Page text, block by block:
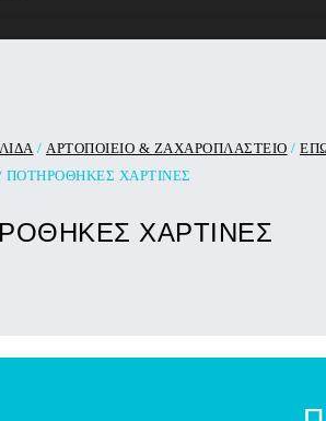
/ ΑΡΤΟΠΟΙΕΙΟ & ΖΑΧΑΡΟΠΛΑΣΤΕΙΟ /
ΠΟΤΗΡΟΘΗΚΕΣ ΧΑΡΤΙΝΕΣ
ΧΑΡΤΙΝΕΣ